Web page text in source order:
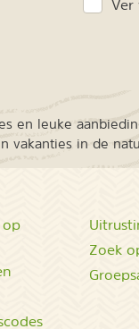
Ver
en leuke
vakanties in de
op
Zoek